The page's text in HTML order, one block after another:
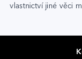
vlastnictví jiné věci